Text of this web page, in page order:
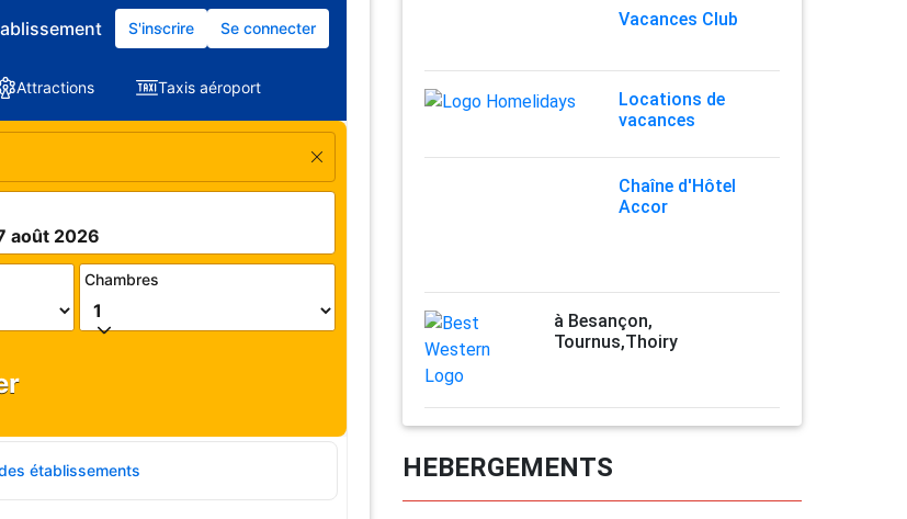
Vacances Club
Locations de
vacances
Chaîne d'Hôtel
Accor
à Besançon,
Tournus,Thoiry
HEBERGEMENTS